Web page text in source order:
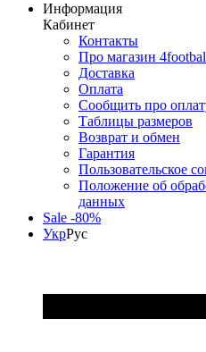
Информация
Кабинет
Контакты
Про магазин
Доставка
Оплата
Сообщить про
Таблицы размеров
Возврат и обмен
Гарантия
Пользовательское
Положение об
данных
Sale -80%
УкрРус